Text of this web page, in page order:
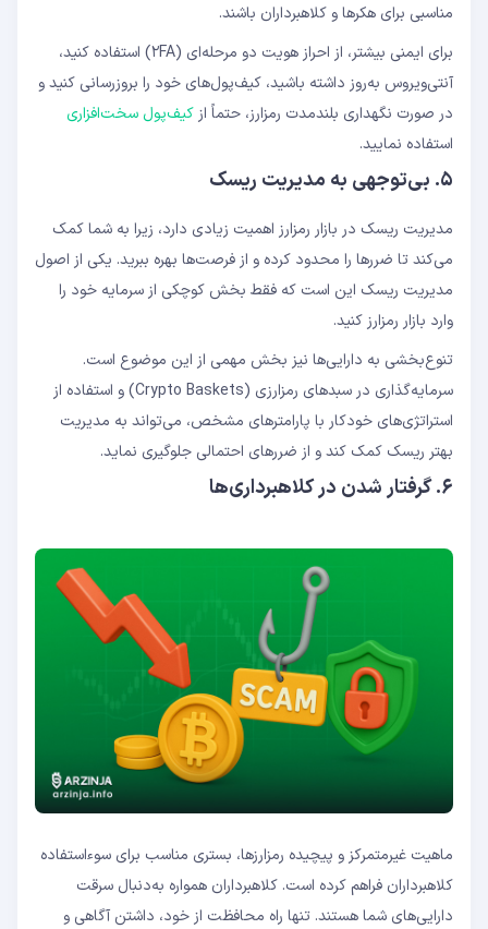
مناسبی برای هکرها و کلاهبرداران باشند.
برای ایمنی بیشتر، از احراز هویت دو مرحله‌ای (۲FA) استفاده کنید،
آنتی‌ویروس به‌روز داشته باشید، کیف‌پول‌های خود را بروزرسانی کنید و
در صورت نگهداری بلندمدت رمزارز، حتماً از کیف‌پول سخت‌افزاری
استفاده نمایید.
۵. بی‌توجهی به مدیریت ریسک
مدیریت ریسک در بازار رمزارز اهمیت زیادی دارد، زیرا به شما کمک
می‌کند تا ضررها را محدود کرده و از فرصت‌ها بهره ببرید. یکی از اصول
مدیریت ریسک این است که فقط بخش کوچکی از سرمایه خود را
وارد بازار رمزارز کنید.
تنوع‌بخشی به دارایی‌ها نیز بخش مهمی از این موضوع است.
سرمایه‌گذاری در سبدهای رمزارزی (Crypto Baskets) و استفاده از
استراتژی‌های خودکار با پارامترهای مشخص، می‌تواند به مدیریت
بهتر ریسک کمک کند و از ضررهای احتمالی جلوگیری نماید.
۶. گرفتار شدن در کلاهبرداری‌ها
ماهیت غیرمتمرکز و پیچیده رمزارزها، بستری مناسب برای سوءاستفاده
کلاهبرداران فراهم کرده است. کلاهبرداران همواره به‌دنبال سرقت
دارایی‌های شما هستند. تنها راه محافظت از خود، داشتن آگاهی و